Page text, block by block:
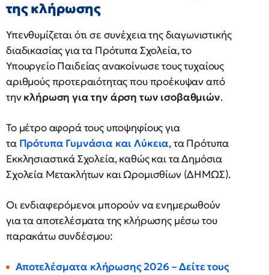
της κλήρωσης
Υπενθυμίζεται ότι σε συνέχεια της διαγωνιστικής
διαδικασίας για τα Πρότυπα Σχολεία, το
Υπουργείο Παιδείας ανακοίνωσε τους τυχαίους
αριθμούς προτεραιότητας που προέκυψαν από
τηνκλήρωση για την άρση των ισοβαθμιών.
Το μέτρο αφορά τους υποψηφίους για
τα Πρότυπα Γυμνάσια και Λύκεια, τα Πρότυπα
Εκκλησιαστικά Σχολεία, καθώς και τα Δημόσια
Σχολεία Μετακλήτων και Ωρομισθίων (ΔΗΜΩΣ).
Οι ενδιαφερόμενοι μπορούν να ενημερωθούν
για τα αποτελέσματα της κλήρωσης μέσω του
παρακάτω συνδέσμου:
Αποτελέσματα κλήρωσης 2026 – Δείτε τους